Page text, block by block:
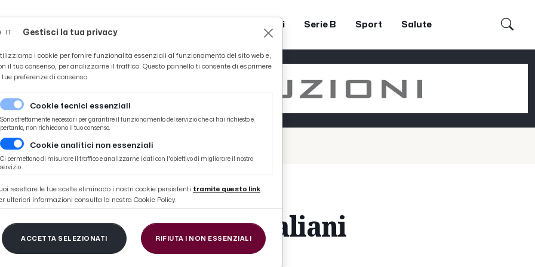
Coppa Teodori Serie B Sport Salute
anche nel delinquere”
Tavecchio: “Italiani
nel delinquere”
Gestisci la tua privacy
i cookie per fornire funzionalità essenziali al funzionamento del sito web e,
il tuo consenso, per analizzarne il traffico. Questo pannello ti consente di esprimere
tue preferenze di consenso.
Cookie tecnici essenziali
Sono strettamente necessari per garantire il funzionamento del servizio che ci hai richiesto e,
pertanto, non richiedono il tuo consenso.
Cookie analitici non essenziali
Ci permettono di misurare il traffico e analizzarne i dati con l'obiettivo di migliorare il nostro
servizio.
resettare le tue scelte eliminado i nostri cookie persistenti tramite questo link.
ulteriori informazioni consulta la nostra Cookie Policy.
ACCETTA SELEZIONATI RIFIUTA I NON ESSENZIALI